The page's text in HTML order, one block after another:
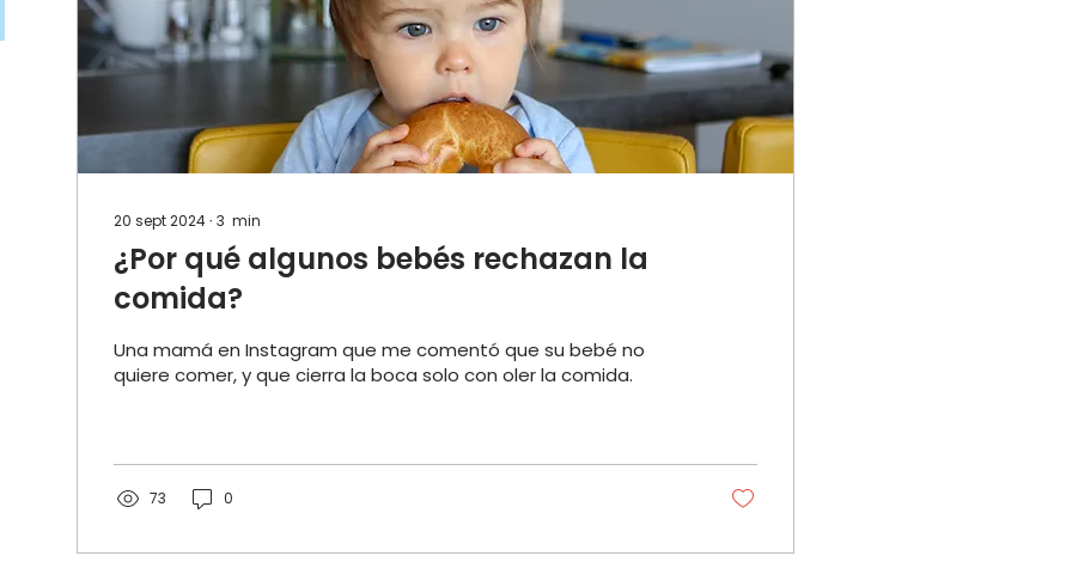
20 sept 2024∙ 3 min
¿Por qué algunos bebés rechazan la
comida?
Una mamá en Instagram que me comentó que su bebé no
quiere comer, y que cierra la boca solo con oler la comida.
73 0